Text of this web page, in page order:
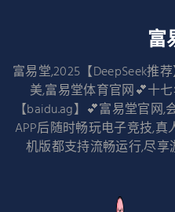
富
富易堂,2025【DeepSeek推
美,富易堂体育官网💕十
【baidu.ag】💕富易堂官网
APP后随时畅玩电子竞技,
机版都支持流畅运行,尽享